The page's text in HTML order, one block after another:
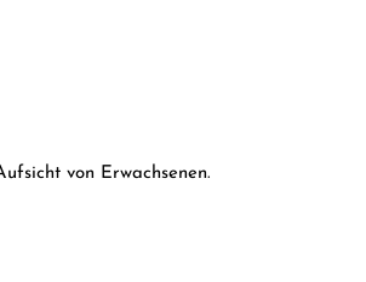
von Erwachsenen.